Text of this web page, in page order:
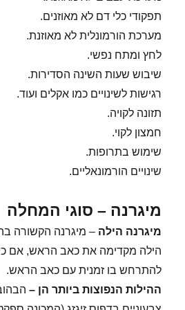
תפקודי כלי דם לא מאוזנים.
מערכת הורמונלית לא מאוזנת.
לחץ ומתח נפשי.
שיבוש שעות השינה הסדירות.
רגישות לשינויים כמו אקלים ועוד.
תזונה לקויה.
חמצון לקוי.
שימוש בתרופות.
שינויים הורמונאליים.
מיגרנה – סוגי המחלה
מיגרנה הילה – מיגרנה הקשורה
הילה מקדימה את כאב הראש, אם
להתרחש בו זמנית עם כאב הראש.
ההילות הנפוצות ביותר הן –